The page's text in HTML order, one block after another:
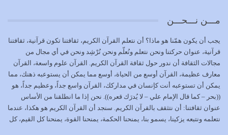
وَالْمُنْفِقِينَ…
يوليو 17, 2026
الاعتصام بحبل الله أمر إلهي للمؤمنين وهو بمثابة سبب بينهم
وبين الله يترتب عليه النصر…
يوليو 16, 2026
إما أن نحاول أن نكون من أولياء الله فيتم على أيدينا ضرب
مـــن نـــحـــن
يجب أن يكون همّنا هو ماذا؟ أن نتعلم القرآن الكريم، ثقافتنا تكون قرآنية، ثقافتنا
قرآنية، عنوان حركتنا ونحن نتعلم ونُعلّم ونحن نُرْشِد ونحن في أي مجال من
مجالات الثقافة أن ندور حول ثقافة القرآن الكريم. القرآن علوم واسعة، القرآن
معارف عظيمة، القرآن أوسع من الحياة، أوسع مما يمكن أن يستوعبه ذهنك، مما
يمكن أن تستوعبه أنت كإنسان في مداركك، القرآن واسع جداً، وعظيم جداً، هو
((بحر – كما قال الإمام علي – لا يُدرَك قعره)). نحن إذا ما انطلقنا من الأساس
عنوان ثقافتنا: أن نتثقف بالقرآن الكريم. سنجد أن القرآن الكريم هو هكذا، عندما
نتعلمه ونتبعه يزكينا، يسمو بنا، يمنحنا الحكمة، يمنحنا القوة، يمنحنا كل القيم، كل